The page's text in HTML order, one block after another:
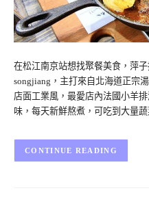
在松江南京站想找聚餐美食，萍
songjiang，主打來自北海道正宗
店面工業風，最愛店內法國小羊
味，每天新鮮熬煮，可吃到大量蔬
CONTINUE READING